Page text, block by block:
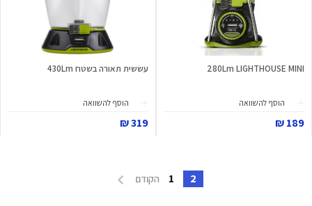
280Lm LIGHTHOUSE MINI
הוסף להשוואה
189 ₪
עששית תאורה בשטח 430Lm
הוסף להשוואה
319 ₪
2
1 הקודם